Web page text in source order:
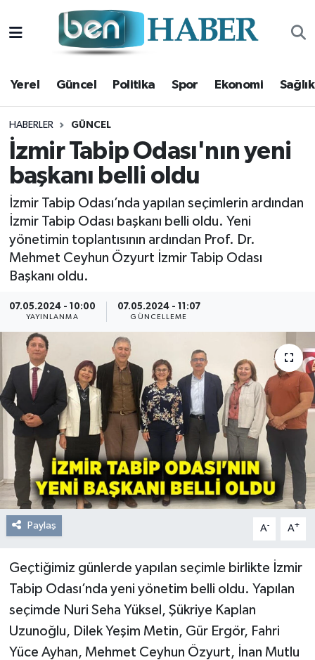
Yerel Güncel Politika Spor Ekonomi Sağlık
HABERLER GÜNCEL
İzmir Tabip Odası'nın yeni
başkanı belli oldu
İzmir Tabip Odası’nda yapılan seçimlerin ardından
İzmir Tabip Odası başkanı belli oldu. Yeni
yönetimin toplantısının ardından Prof. Dr.
Mehmet Ceyhun Özyurt İzmir Tabip Odası
Başkanı oldu.
07.05.2024 - 10:00
YAYINLANMA
07.05.2024 - 11:07
GÜNCELLEME
Paylaş A- A+
Geçtiğimiz günlerde yapılan seçimle birlikte İzmir
Tabip Odası’nda yeni yönetim belli oldu. Yapılan
seçimde Nuri Seha Yüksel, Şükriye Kaplan
Uzunoğlu, Dilek Yeşim Metin, Gür Ergör, Fahri
Yüce Ayhan, Mehmet Ceyhun Özyurt, İnan Mutlu
Yerel
Güncel
Politika
Spor
Ekonomi
Sağlık
Magazin
Kültür Sanat
Resmi Reklam
Röportajlar
Hava Durumu
Trafik Durumu
Süper Lig Puan Durumu ve Fikstür
Tüm Manşetler
Son Dakika Haberleri
Haber Arşivi